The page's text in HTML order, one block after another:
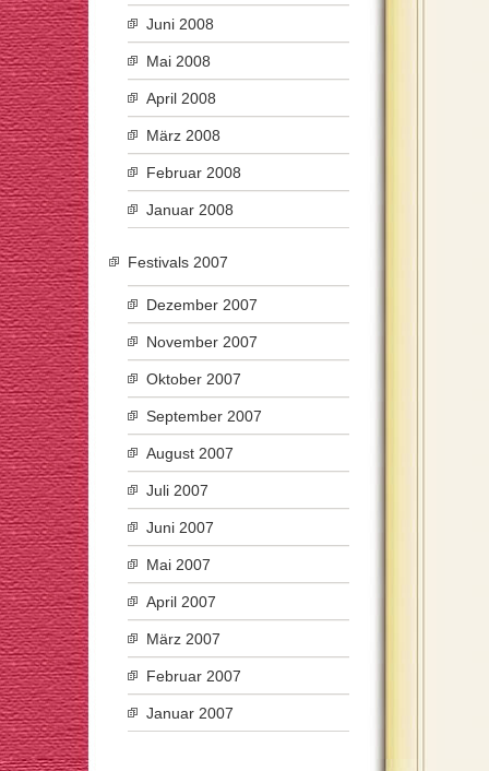
Juni 2008
Mai 2008
April 2008
März 2008
Februar 2008
Januar 2008
Festivals 2007
Dezember 2007
November 2007
Oktober 2007
September 2007
August 2007
Juli 2007
Juni 2007
Mai 2007
April 2007
März 2007
Februar 2007
Januar 2007